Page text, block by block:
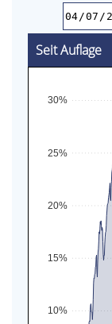
10%
15%
20%
25%
30%